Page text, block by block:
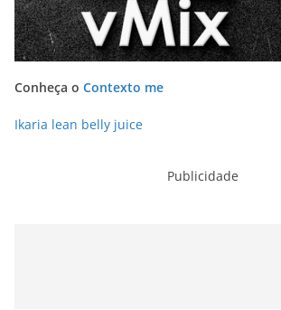
Conheça o Contexto me
Ikaria lean belly juice
Publicidade